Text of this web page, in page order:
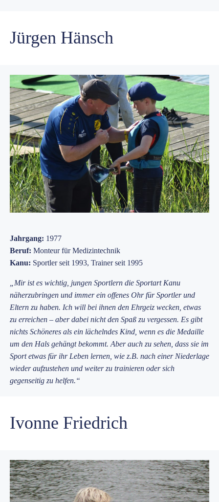
Jürgen Hänsch
Jahrgang: 1977
Beruf: Monteur für Medizintechnik
Kanu: Sportler seit 1993, Trainer seit 1995
„Mir ist es wichtig, jungen Sportlern die Sportart Kanu
näherzubringen und immer ein offenes Ohr für Sportler und
Eltern zu haben. Ich will bei ihnen den Ehrgeiz wecken, etwas
zu erreichen – aber dabei nicht den Spaß zu vergessen. Es gibt
nichts Schöneres als ein lächelndes Kind, wenn es die Medaille
um den Hals gehängt bekommt. Aber auch zu sehen, dass sie im
Sport etwas für ihr Leben lernen, wie z.B. nach einer Niederlage
wieder aufzustehen und weiter zu trainieren oder sich
gegenseitig zu helfen.“
Ivonne Friedrich